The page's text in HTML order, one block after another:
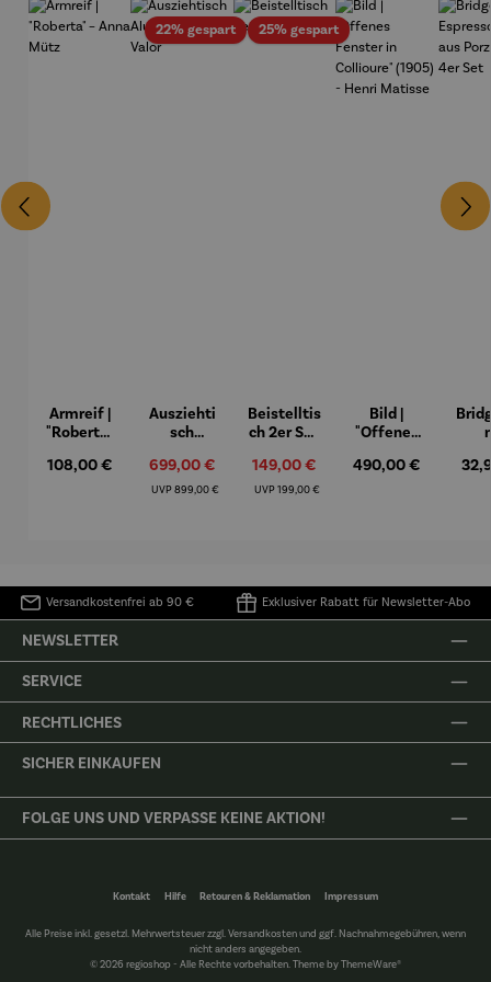
Armreif |
"Roberta"
Mütz
Regulärer Preis:
108,00 €
22% gespartRabatt
Ausziehti
sch
m – Valor
Verkaufspreis:
699,00 €
UVP Regulärer Preis:
899,00 €
25% gespartRabatt
Beistelltis
ch 2er Set
Verkaufspreis:
149,00 €
UVPRegulärer Preis:
199,00 €
Bild |
"Offenes
Collioure"
Regulärer Preis:
490,00 €
Versandkostenfrei ab 90 € Exklusiver Rabatt für Newsletter-Abo
NEWSLETTER
SERVICE
RECHTLICHES
SICHER EINKAUFEN
FOLGE UNS UND VERPASSE KEINE AKTION!
Kontakt Hilfe Retouren & Reklamation Impressum
Alle Preise inkl. gesetzl. Mehrwertsteuer zzgl.Versandkostenund ggf. Nachnahmegebühren, wenn
nicht anders angegeben.
© 2026 regioshop - Alle Rechte vorbehalten. Theme byThemeWare®